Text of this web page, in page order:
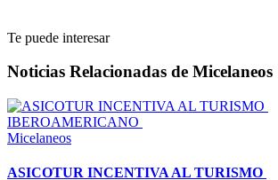
Te puede interesar
Noticias Relacionadas de Micelaneos
Micelaneos
ASICOTUR INCENTIVA AL TURISMO